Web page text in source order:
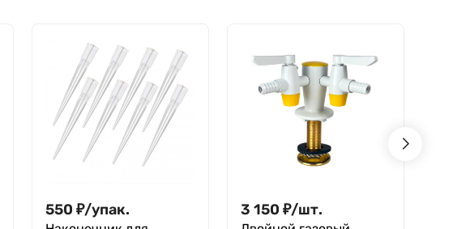
550 ₽/упак. 3 150 ₽/шт.